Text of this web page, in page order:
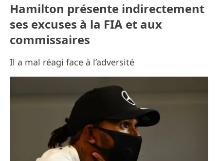
Hamilton présente indirectement
ses excuses à la FIA et aux
commissaires
Il a mal réagi face à l’adversité